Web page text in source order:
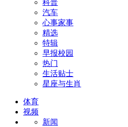
科普
汽车
心事家事
精选
特辑
早报校园
热门
生活贴士
星座与生肖
体育
视频
新闻